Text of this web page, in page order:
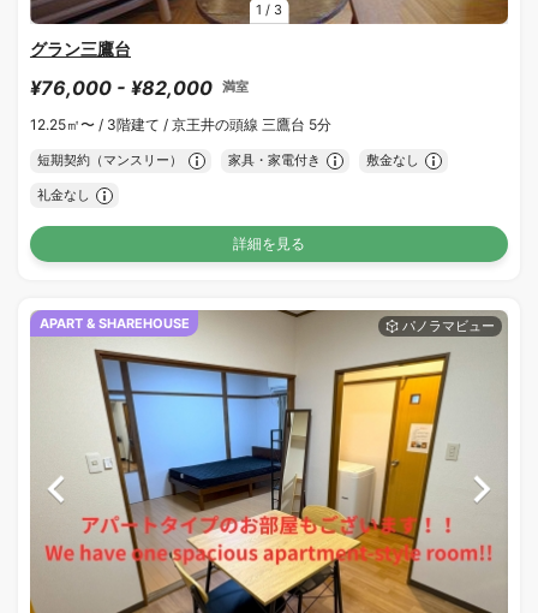
1 / 3
グラン三鷹台
¥76,000 - ¥82,000 満室
12.25㎡〜 / 3階建て / 京王井の頭線 三鷹台 5分
短期契約（マンスリー） 家具・家電付き 敷金なし
礼金なし
詳細を見る
APART & SHAREHOUSE